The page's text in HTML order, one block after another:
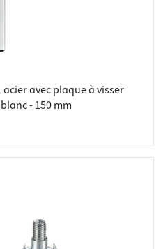
acier avec plaque à visser
- 150 mm